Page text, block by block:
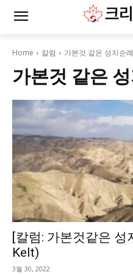
Home 칼럼 가본것 같은 성지순례
가본것 같은 성
[칼럼: 가본것같은
Kelt)
3월 30, 2022